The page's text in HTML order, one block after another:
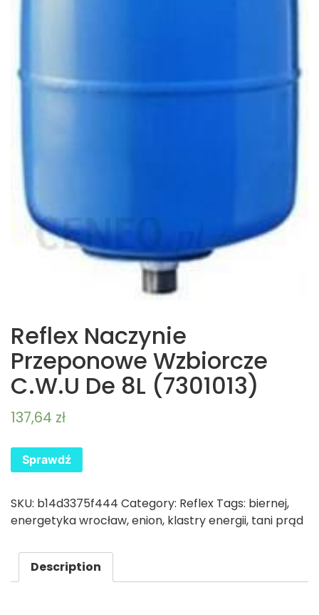
Reflex Naczynie
Przeponowe Wzbiorcze
C.W.U De 8L (7301013)
137,64 zł
Sprawdź
SKU: b14d3375f444 Category: Reflex Tags: biernej,
energetyka wrocław,enion, klastry energii, tani prąd
Description